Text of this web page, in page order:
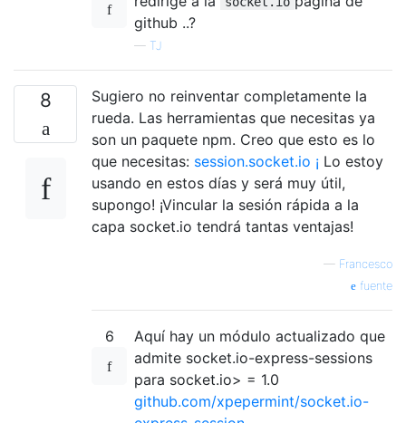
github ..?
— TJ
8
Sugiero no reinventar completamente la
rueda. Las herramientas que necesitas ya
son un paquete npm. Creo que esto es lo
que necesitas: session.socket.io ¡ Lo estoy
usando en estos días y será muy útil,
supongo! ¡Vincular la sesión rápida a la
capa socket.io tendrá tantas ventajas!
— Francesco
fuente
6
Aquí hay un módulo actualizado que
admite socket.io-express-sessions
para socket.io> = 1.0
github.com/xpepermint/socket.io-